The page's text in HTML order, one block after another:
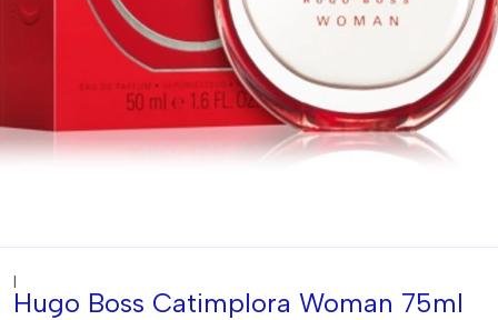
|
Hugo Boss Catimplora Woman 75ml